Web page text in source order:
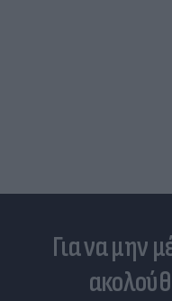
Για να μην